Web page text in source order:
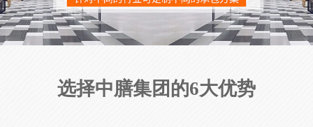
人才招聘
关于公司
选择中膳集团的6大优势